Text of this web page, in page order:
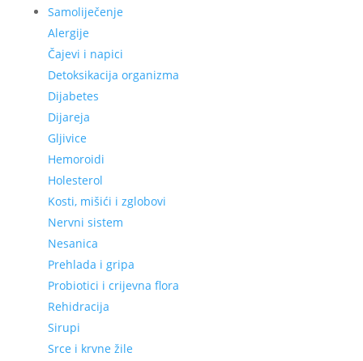
Samoliječenje
Alergije
Čajevi i napici
Detoksikacija organizma
Dijabetes
Dijareja
Gljivice
Hemoroidi
Holesterol
Kosti, mišići i zglobovi
Nervni sistem
Nesanica
Prehlada i gripa
Probiotici i crijevna flora
Rehidracija
Sirupi
Srce i krvne žile